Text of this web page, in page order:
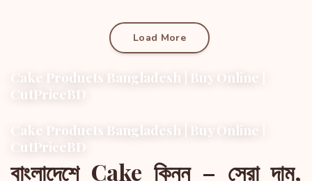
Load More
Cake Products Bangladesh | Buy Online |
CutPriceBD
Cake Products Bangladesh | Buy Online |
CutPriceBD
বাংলাদেশে Cake কিনুন – সেরা দাম,